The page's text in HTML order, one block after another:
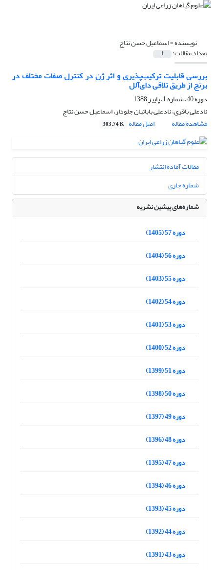
نویسنده =اسماعیل حسن نتاج
تعداد مقالات: 1
بررسی قابلیت ترکیب‌پذیری و اثر ژن در کنترل صفات مختلف در
برنج از طریق تلاقی دای‌آلل
دوره 40، شماره 1، پاییز 1388
نادعلی باقری، نادعلی بابائیان جلودار، اسماعیل حسن نتاج
مشاهده مقاله
اصل مقاله 303.74 K
مقالات آماده انتشار
شماره جاری
شماره‌های پیشین نشریه
دوره 57 (1405)
دوره 56 (1404)
دوره 55 (1403)
دوره 54 (1402)
دوره 53 (1401)
دوره 52 (1400)
دوره 51 (1399)
دوره 50 (1398)
دوره 49 (1397)
دوره 48 (1396)
دوره 47 (1395)
دوره 46 (1394)
دوره 45 (1393)
دوره 44 (1392)
دوره 43 (1391)